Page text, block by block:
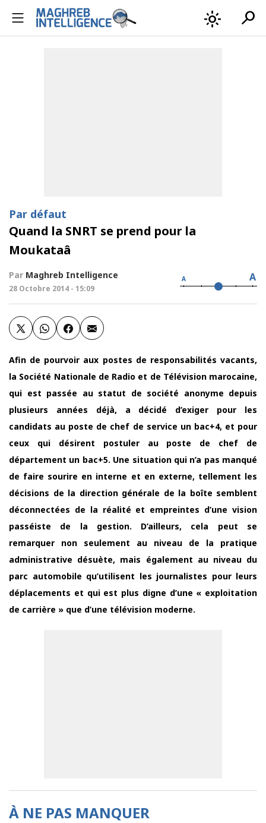
light_mode search
Par défaut
Quand la SNRT se prend pour la
Moukataâ
Par Maghreb Intelligence
28 Octobre 2014 - 15:09
A A
Afin de pourvoir aux postes de responsabilités vacants,
la Société Nationale de Radio et de Télévision marocaine,
qui est passée au statut de société anonyme depuis
plusieurs années déjà, a décidé d’exiger pour les
candidats au poste de chef de service un bac+4, et pour
ceux qui désirent postuler au poste de chef de
département un bac+5. Une situation qui n’a pas manqué
de faire sourire en interne et en externe, tellement les
décisions de la direction générale de la boîte semblent
déconnectées de la réalité et empreintes d’une vision
passéiste de la gestion. D’ailleurs, cela peut se
remarquer non seulement au niveau de la pratique
administrative désuète, mais également au niveau du
parc automobile qu’utilisent les journalistes pour leurs
déplacements et qui est plus digne d’une « exploitation
de carrière » que d’une télévision moderne.
À NE PAS MANQUER